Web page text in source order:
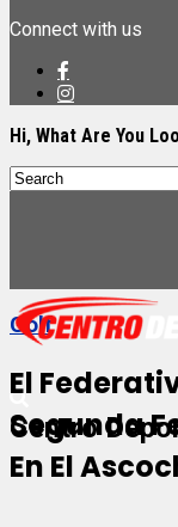
Connect with us
Hi, What Are You
Centro
Golf
El
Segunda
En El